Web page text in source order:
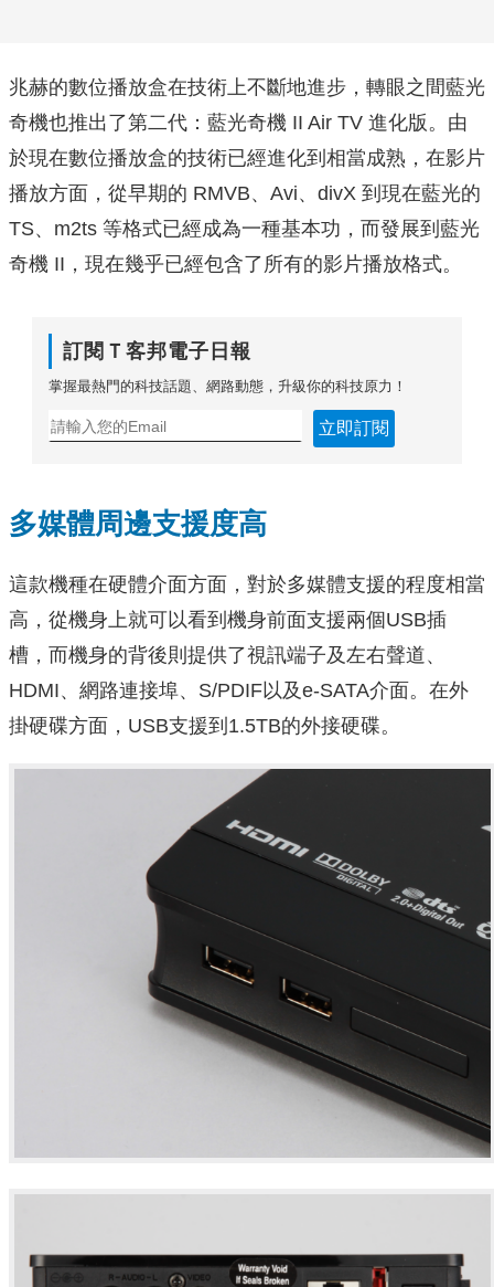
兆赫的數位播放盒在技術上不斷地進步，轉眼之間藍光
奇機也推出了第二代：藍光奇機 II Air TV 進化版。由
於現在數位播放盒的技術已經進化到相當成熟，在影片
播放方面，從早期的 RMVB、Avi、divX 到現在藍光的
TS、m2ts 等格式已經成為一種基本功，而發展到藍光
奇機 II，現在幾乎已經包含了所有的影片播放格式。
訂閱Ｔ客邦電子日報
掌握最熱門的科技話題、網路動態，升級你的科技原力！
立即訂閱
多媒體周邊支援度高
這款機種在硬體介面方面，對於多媒體支援的程度相當
高，從機身上就可以看到機身前面支援兩個USB插
槽，而機身的背後則提供了視訊端子及左右聲道、
HDMI、網路連接埠、S/PDIF以及e-SATA介面。在外
掛硬碟方面，USB支援到1.5TB的外接硬碟。